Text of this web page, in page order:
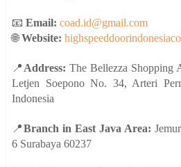
📧 Email: coad.id@gmail.com
🌐Website:
📍 Address: The Bellezza Shopping
Letjen Soepono No. 34, Arteri
Indonesia
📍Branch in East Java Area:
6 Surabaya 60237